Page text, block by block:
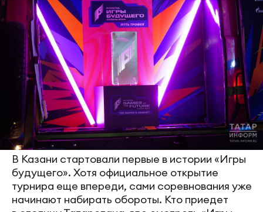
В Казани стартовали первые в истории «Игры
будущего». Хотя официальное открытие
турнира еще впереди, сами соревнования уже
начинают набирать обороты. Кто приедет